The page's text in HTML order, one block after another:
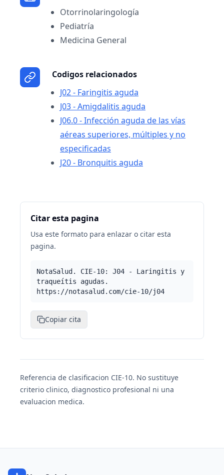
Otorrinolaringología
Pediatría
Medicina General
Codigos relacionados
J02 - Faringitis aguda
J03 - Amigdalitis aguda
J06.0 - Infección aguda de las vías
aéreas superiores, múltiples y no
especificadas
J20 - Bronquitis aguda
Citar esta pagina
Usa este formato para enlazar o citar esta
pagina.
NotaSalud. CIE-10: J04 - Laringitis y
traqueítis agudas.
https://notasalud.com/cie-10/j04
Copiar cita
Referencia de clasificacion CIE-10. No sustituye
criterio clinico, diagnostico profesional ni una
evaluacion medica.